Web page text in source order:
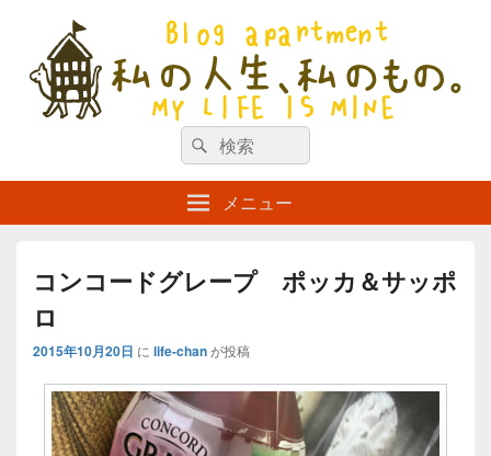
私の人生、私のもの。【新館】
検
索
対
象:
検
索
メニュー
コンコードグレープ ポッカ＆サッポ
ロ
2015年10月20日 に life-chanが投稿